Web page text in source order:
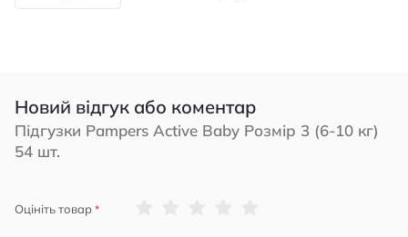
Новий відгук або коментар
Підгузки Pampers Active Baby Розмір 3 (6-10 кг)
54 шт.
Оцініть товар